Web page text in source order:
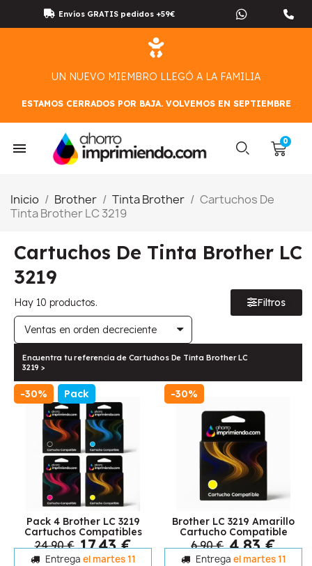
Envíos GRATIS pedidos +59€
UN NUEVO MIEMBRO LLEGÓ A LA FAMILIA
ESTAMOS CERRADOS POR BAJA. VOLVEMOS EN SEPTIEMBRE
Inicio Brother Tinta Brother
Cartuchos De
Tinta Brother LC 3219
Cartuchos De Tinta Brother LC
3219
Hay 10 productos. Filtros
Encuentra tu referencia de Cartuchos De Tinta Brother LC
3219 >
-30% Pack
Pack 4 Brother LC 3219
Cartuchos Compatibles
24,90 € 17,43 €
Entrega el martes 11
-30%
Brother LC 3219 Amarillo
Cartucho Compatible
6,90 € 4,83 €
Entrega el martes 11